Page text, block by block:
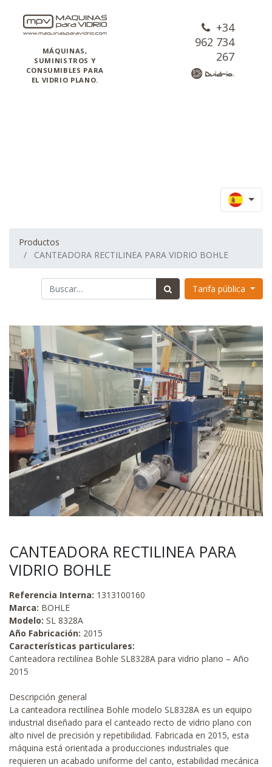
MÁQUINAS,
SUMINISTROS Y
CONSUMIBLES PARA
EL VIDRIO PLANO.
+34
962 734
267
Productos
CANTEADORA RECTILINEA PARA VIDRIO BOHLE
Tarifa pública
CANTEADORA RECTILINEA PARA
VIDRIO BOHLE
Referencia Interna: 1313100160
Marca: BOHLE
Modelo: SL 8328A
Año Fabricación: 2015
Características particulares:
Canteadora rectilínea Bohle SL8328A para vidrio plano – Año
2015
Descripción general
La canteadora rectilínea Bohle modelo SL8328A es un equipo
industrial diseñado para el canteado recto de vidrio plano con
alto nivel de precisión y repetibilidad. Fabricada en 2015, esta
máquina está orientada a producciones industriales que
requieren un acabado uniforme del canto, estabilidad mecánica